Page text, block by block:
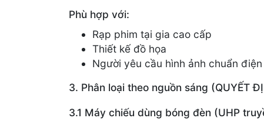
Phù hợp với:
Rạp phim tại gia cao cấp
Thiết kế đồ họa
Người yêu cầu hình ảnh chuẩn điện
3. Phân loại theo nguồn sáng (QUYẾT
3.1 Máy chiếu dùng bóng đèn (UHP